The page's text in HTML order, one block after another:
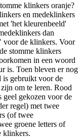
klinkers oranje?
en medeklinkers
'het kleurenbeeld'
dan
voor de klinkers. Voor
stomme klinkers
in een woord
is. Toen bleven er nog
is gebruikt voor de
om te leren. Rood
geel gekozen voor de
regel) met twee
(of twee
groene letters of
klinkers.